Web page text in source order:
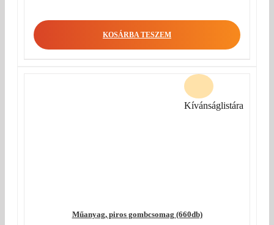
KOSÁRBA TESZEM
Műanyag, piros gombcsomag (660db)
Kívánságlistára